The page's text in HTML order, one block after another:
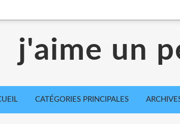
j'aime un
CATÉGORIES PRINCIPALES